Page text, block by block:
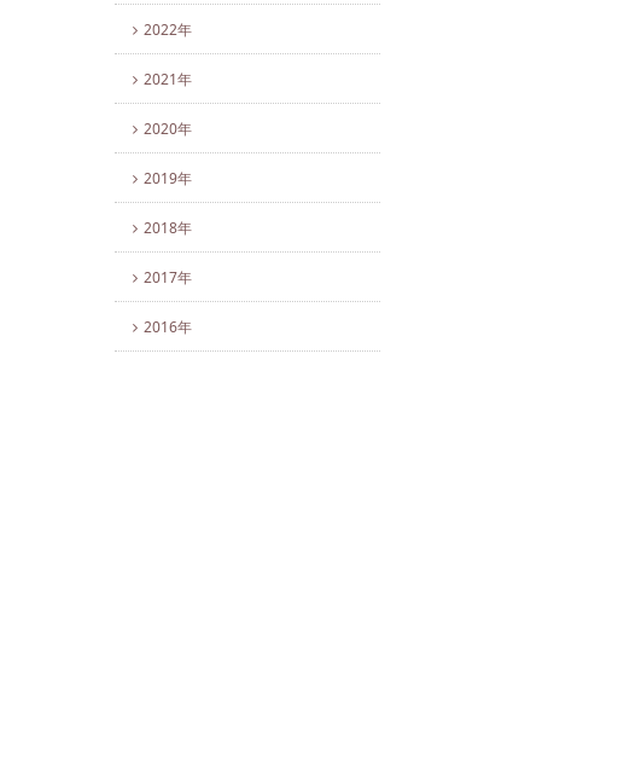
2022年
2021年
2020年
2019年
2018年
2017年
2016年